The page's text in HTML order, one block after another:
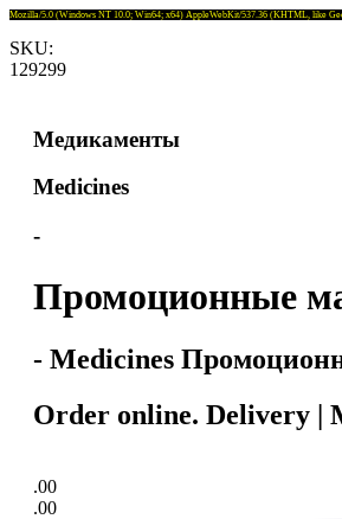
Mozilla/5.0 (Windows NT 10.0; Win64; x64) AppleWebKit/537.36 (KHTML, like
SKU:
129299
Медикаменты
Medicines
-
Промоционные
- Medicines
Order online. Delivery |
.00
.00